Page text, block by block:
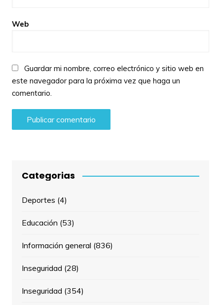
Web
Guardar mi nombre, correo electrónico y sitio web en
este navegador para la próxima vez que haga un
comentario.
Categorias
Deportes (4)
Educación (53)
Información general (836)
Inseguridad (28)
Inseguridad (354)